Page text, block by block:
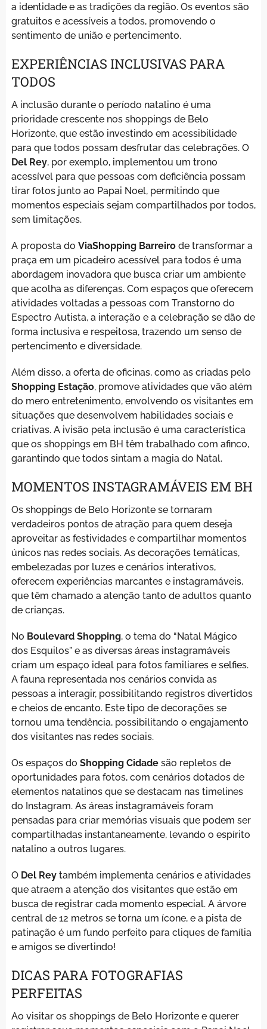
a identidade e as tradições da região. Os eventos são
gratuitos e acessíveis a todos, promovendo o
sentimento de união e pertencimento.
EXPERIÊNCIAS INCLUSIVAS PARA
TODOS
A inclusão durante o período natalino é uma
prioridade crescente nos shoppings de Belo
Horizonte, que estão investindo em acessibilidade
para que todos possam desfrutar das celebrações. O
Del Rey, por exemplo, implementou um trono
acessível para que pessoas com deficiência possam
tirar fotos junto ao Papai Noel, permitindo que
momentos especiais sejam compartilhados por todos,
sem limitações.
A proposta do ViaShopping Barreirode transformar a
praça em um picadeiro acessível para todos é uma
abordagem inovadora que busca criar um ambiente
que acolha as diferenças. Com espaços que oferecem
atividades voltadas a pessoas com Transtorno do
Espectro Autista, a interação e a celebração se dão de
forma inclusiva e respeitosa, trazendo um senso de
pertencimento e diversidade.
Além disso, a oferta de oficinas, como as criadas pelo
Shopping Estação, promove atividades que vão além
do mero entretenimento, envolvendo os visitantes em
situações que desenvolvem habilidades sociais e
criativas. A ivisão pela inclusão é uma característica
que os shoppings em BH têm trabalhado com afinco,
garantindo que todos sintam a magia do Natal.
MOMENTOS INSTAGRAMÁVEIS EM BH
Os shoppings de Belo Horizonte se tornaram
verdadeiros pontos de atração para quem deseja
aproveitar as festividades e compartilhar momentos
únicos nas redes sociais. As decorações temáticas,
embelezadas por luzes e cenários interativos,
oferecem experiências marcantes e instagramáveis,
que têm chamado a atenção tanto de adultos quanto
de crianças.
No Boulevard Shopping, o tema do “Natal Mágico
dos Esquilos” e as diversas áreas instagramáveis
criam um espaço ideal para fotos familiares e selfies.
A fauna representada nos cenários convida as
pessoas a interagir, possibilitando registros divertidos
e cheios de encanto. Este tipo de decorações se
tornou uma tendência, possibilitando o engajamento
dos visitantes nas redes sociais.
Os espaços do Shopping Cidadesão repletos de
oportunidades para fotos, com cenários dotados de
elementos natalinos que se destacam nas timelines
do Instagram. As áreas instagramáveis foram
pensadas para criar memórias visuais que podem ser
compartilhadas instantaneamente, levando o espírito
natalino a outros lugares.
O Del Reytambém implementa cenários e atividades
que atraem a atenção dos visitantes que estão em
busca de registrar cada momento especial. A árvore
central de 12 metros se torna um ícone, e a pista de
patinação é um fundo perfeito para cliques de família
e amigos se divertindo!
DICAS PARA FOTOGRAFIAS
PERFEITAS
Ao visitar os shoppings de Belo Horizonte e querer